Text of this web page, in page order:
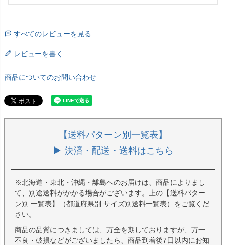
すべてのレビューを見る
レビューを書く
商品についてのお問い合わせ
【送料パターン別一覧表】
▶ 決済・配送・送料はこちら
※北海道・東北・沖縄・離島へのお届けは、商品によりまし
て、別途送料がかかる場合がございます。上の【送料パター
ン別 一覧表】（都道府県別 サイズ別送料一覧表）をご覧くだ
さい。
商品の品質につきましては、万全を期しておりますが、万一
不良・破損などがございましたら、商品到着後7日以内にお知